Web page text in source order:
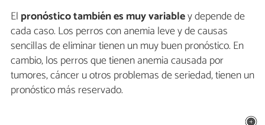
El pronóstico también es muy variabley depende de
cada caso. Los perros con anemia leve y de causas
sencillas de eliminar tienen un muy buen pronóstico. En
cambio, los perros que tienen anemia causada por
tumores, cáncer u otros problemas de seriedad, tienen un
pronóstico más reservado.